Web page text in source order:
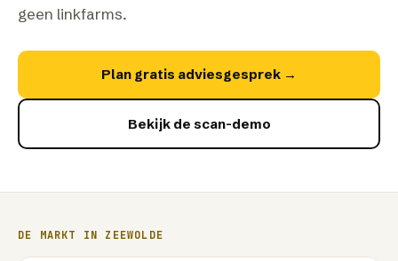
geen linkfarms.
Plan gratis adviesgesprek →
Bekijk de scan-demo
DE MARKT IN ZEEWOLDE